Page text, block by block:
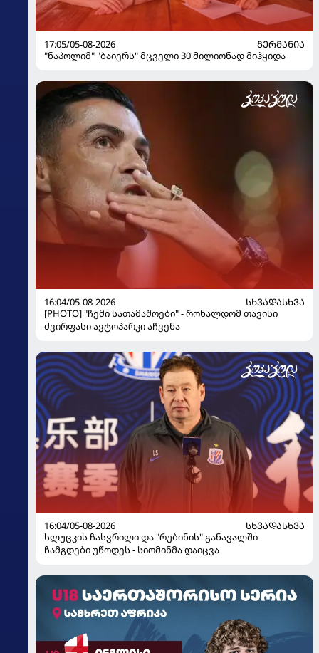
17:05/05-08-2026
ᲒᲔᲠᲛᲐᲜᲘᲐ
"ნაპოლიმ" "ბაიერს" მცველი 30 მილიონად მიჰყიდა
16:04/05-08-2026
ᲡᲮᲕᲐᲓᲐᲡᲮᲕᲐ
[PHOTO] "ჩემი სათამაშოები" - რონალდომ თავისი
ძვირფასი ავტოპარკი აჩვენა
16:04/05-08-2026
ᲡᲮᲕᲐᲓᲐᲡᲮᲕᲐ
სლუცკის ჩასვრილი და "რუბინის" განავალში
ჩამგდები უწოდეს - სიომინმა დაიცვა